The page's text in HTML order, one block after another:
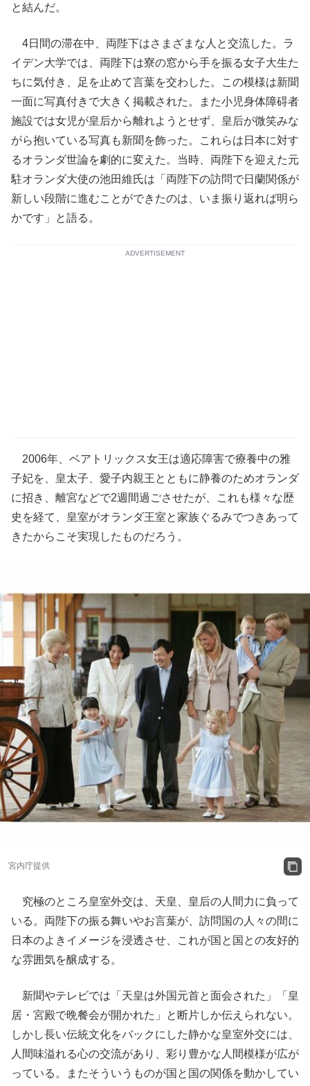
と結んだ。
4日間の滞在中、両陛下はさまざまな人と交流した。ラ
イデン大学では、両陛下は寮の窓から手を振る女子大生た
ちに気付き、足を止めて言葉を交わした。この模様は新聞
一面に写真付きで大きく掲載された。また小児身体障碍者
施設では女児が皇后から離れようとせず、皇后が微笑みな
がら抱いている写真も新聞を飾った。これらは日本に対す
るオランダ世論を劇的に変えた。当時、両陛下を迎えた元
駐オランダ大使の池田維氏は「両陛下の訪問で日蘭関係が
新しい段階に進むことができたのは、いま振り返れば明ら
かです」と語る。
ADVERTISEMENT
2006年、ベアトリックス女王は適応障害で療養中の雅
子妃を、皇太子、愛子内親王とともに静養のためオランダ
に招き、離宮などで2週間過ごさせたが、これも様々な歴
史を経て、皇室がオランダ王室と家族ぐるみでつきあって
きたからこそ実現したものだろう。
宮内庁提供
究極のところ皇室外交は、天皇、皇后の人間力に負って
いる。両陛下の振る舞いやお言葉が、訪問国の人々の間に
日本のよきイメージを浸透させ、これが国と国との友好的
な雰囲気を醸成する。
新聞やテレビでは「天皇は外国元首と面会された」「皇
居・宮殿で晩餐会が開かれた」と断片しか伝えられない。
しかし長い伝統文化をバックにした静かな皇室外交には、
人間味溢れる心の交流があり、彩り豊かな人間模様が広が
っている。またそういうものが国と国の関係を動かしてい